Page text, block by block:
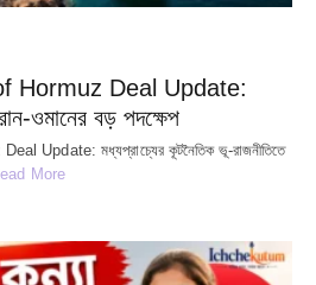
Hormuz Deal Update:
ওমানের বড় পদক্ষেপ
Update: মধ্যপ্রাচ্যের কূটনৈতিক ভূ-রাজনীতিতে
More